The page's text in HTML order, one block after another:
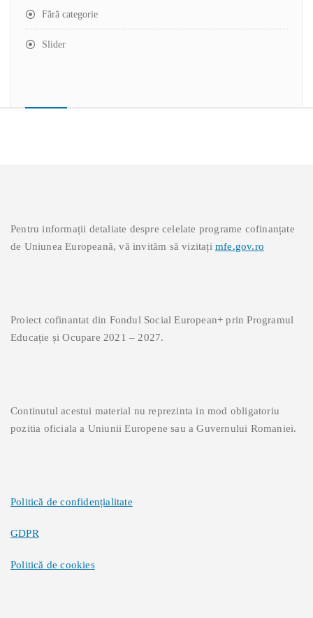
Fără categorie
Slider
Pentru informații detaliate despre celelate programe cofinanțate
de Uniunea Europeană, vă invităm să vizitați mfe.gov.ro
Proiect cofinantat din Fondul Social European+ prin Programul
Educație și Ocupare 2021 – 2027.
Continutul acestui material nu reprezinta in mod obligatoriu
pozitia oficiala a Uniunii Europene sau a Guvernului Romaniei.
Politică de confidențialitate
GDPR
Politică de cookies